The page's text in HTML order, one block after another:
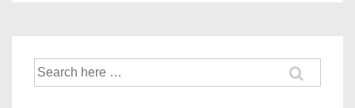
Euro
Suche
nach: